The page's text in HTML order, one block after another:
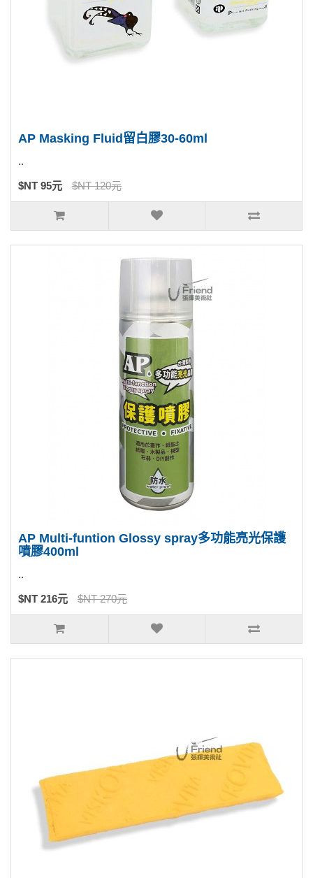
AP Masking Fluid留白膠30-60ml
..
$NT 95元 $NT 120元
AP Multi-funtion Glossy spray多功能亮光保護
噴膠400ml
..
$NT 216元 $NT 270元